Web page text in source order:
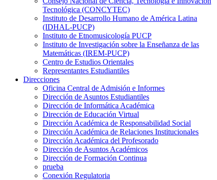
Tecnológica (CONCYTEC)
Instituto de Desarrollo Humano de América Latina
(IDHAL-PUCP)
Instituto de Etnomusicología PUCP
Instituto de Investigación sobre la Enseñanza de las
Matemáticas (IREM-PUCP)
Centro de Estudios Orientales
Representantes Estudiantiles
Direcciones
Oficina Central de Admisión e Informes
Dirección de Asuntos Estudiantiles
Dirección de Informática Académica
Dirección de Educación Virtual
Dirección Académica de Responsabilidad Social
Dirección Académica de Relaciones Institucionales
Dirección Académica del Profesorado
Dirección de Asuntos Académicos
Dirección de Formación Continua
prueba
Conexión Regulatoria